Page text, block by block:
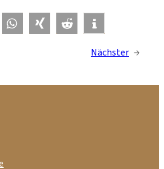
Nächster →